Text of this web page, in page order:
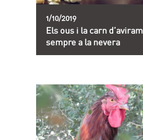
1/10/2019
Els ous i la carn d’aviram
sempre a la nevera